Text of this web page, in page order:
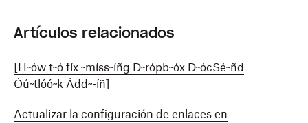
Artículos relacionados
[H~ów t~ó fíx ~míss~íñg D~rópb~óx D~ócSé~ñd
Óú~tlóó~k Ádd~-íñ]
Actualizar la configuración de enlaces en